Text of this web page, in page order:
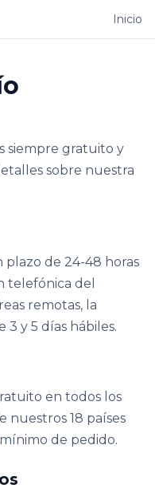
Inicio
siempre gratuito y
sobre nuestra
plazo de 24-48 horas
telefónica del
remotas, la
y 5 días hábiles.
en todos los
nuestros 18 países
de pedido.